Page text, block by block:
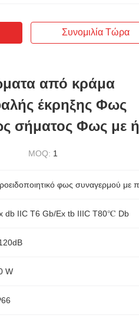
Συνομιλία Τώρα
από κράμα
έκρηξης Φως
σήματος Φως με
MOQ: 1
db IIC T6 Gb/Ex tb IIIC T80℃ Db
W